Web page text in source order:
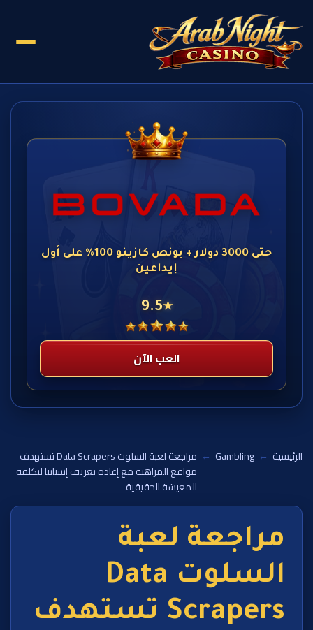
حتى 3000 دولار + بونص كازينو 100% على أول
إيداعين
★
9.5
العب الآن
الرئيسية ←
Gambling
←
مراجعة لعبة السلوت Data Scrapers تستهدف
مواقع المراهنة مع إعادة تعريف إسبانيا لتكلفة
المعيشة الحقيقية
مراجعة لعبة
السلوت Data
Scrapers تستهدف